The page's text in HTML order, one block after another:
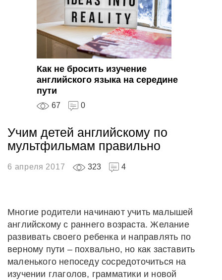
Как не бросить изучение
английского языка на середине
пути
67 0
Учим детей английскому по
мультфильмам правильно
6 апреля 2017 323 4
Многие родители начинают учить малышей
английскому с раннего возраста. Желание
развивать своего ребенка и направлять по
верному пути – похвально, но как заставить
маленького непоседу сосредоточиться на
изучении глаголов, грамматики и новой